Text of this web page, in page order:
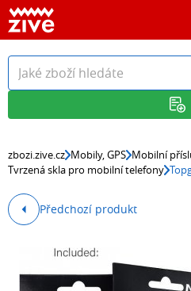
zbozi.zive.cz Mobily, GPS Mobilní
Tvrzená skla pro mobilní telefony
Předchozí produkt